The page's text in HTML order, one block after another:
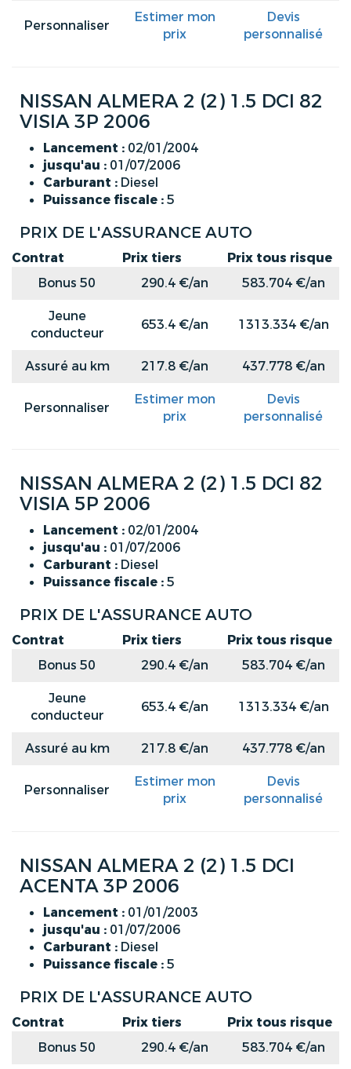
Personnaliser
Estimer mon
prix
Devis
personnalisé
NISSAN ALMERA 2 (2) 1.5 DCI 82
VISIA 3P 2006
Lancement : 02/01/2004
jusqu'au : 01/07/2006
Carburant : Diesel
Puissance fiscale :5
PRIX DE L'ASSURANCE AUTO
Contrat Prix tiers
Prix tous risque
Bonus 50
290.4 €/an
583.704 €/an
Jeune
conducteur
653.4 €/an 1313.334 €/an
Assuré au km 217.8 €/an 437.778 €/an
Personnaliser
Estimer mon
prix
Devis
personnalisé
NISSAN ALMERA 2 (2) 1.5 DCI 82
VISIA 5P 2006
Lancement : 02/01/2004
jusqu'au : 01/07/2006
Carburant : Diesel
Puissance fiscale :5
PRIX DE L'ASSURANCE AUTO
Contrat Prix tiers
Prix tous risque
Bonus 50
290.4 €/an
583.704 €/an
Jeune
conducteur
653.4 €/an 1313.334 €/an
Assuré au km 217.8 €/an 437.778 €/an
Personnaliser
Estimer mon
prix
Devis
personnalisé
NISSAN ALMERA 2 (2) 1.5 DCI
ACENTA 3P 2006
Lancement : 01/01/2003
jusqu'au : 01/07/2006
Carburant : Diesel
Puissance fiscale :5
PRIX DE L'ASSURANCE AUTO
Contrat Prix tiers
Prix tous risque
Bonus 50
290.4 €/an 583.704 €/an